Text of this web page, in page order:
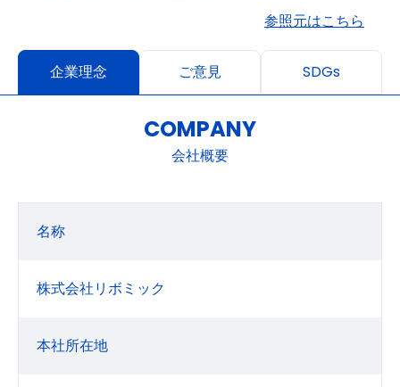
参照元はこちら
企業理念 ご意見 SDGs
COMPANY
会社概要
名称
株式会社リボミック
本社所在地